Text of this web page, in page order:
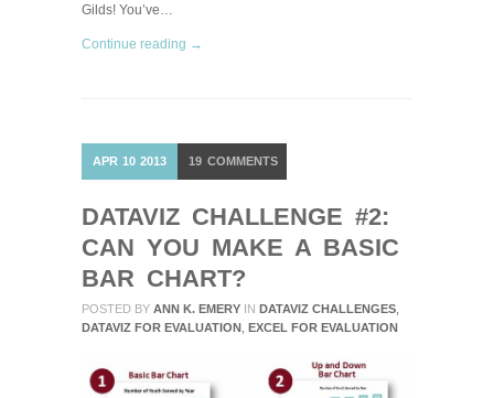
Gilds! You’ve…
Continue reading →
APR 10 2013 19 COMMENTS
DATAVIZ CHALLENGE #2:
CAN YOU MAKE A BASIC
BAR CHART?
POSTED BY ANN K. EMERY IN DATAVIZ CHALLENGES
DATAVIZ FOR EVALUATION EXCEL FOR EVALUATION